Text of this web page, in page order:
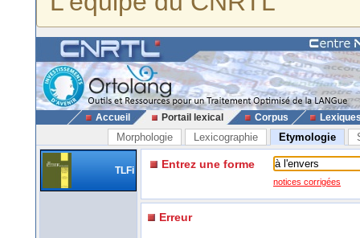
Accueil Portail lexical Corpus
Morphologie Lexicographie Etymologie
TLFi Entrez une forme
notices corrigées
Erreur